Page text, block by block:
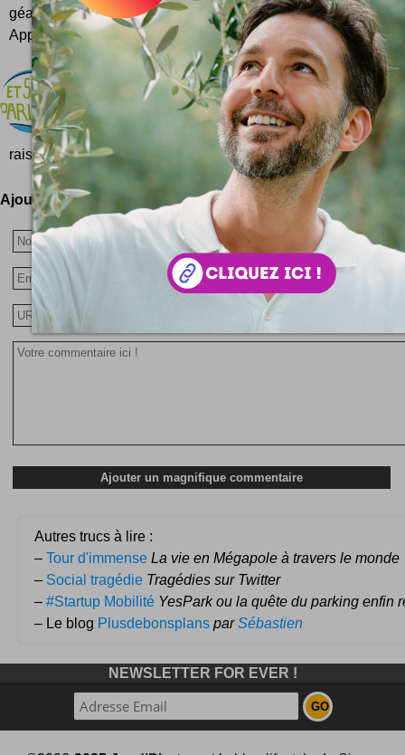
géants US, puis ensuite on verra les grands venus de
Apple Ama...
ESOP nouvelle version !
Etsionparlait.com vient de lancer sa nouvelle
simple, plus net, plus design, plus clair ... encore
raisons de se causer partout, tout...
Ajoutez votre avis !
Autres trucs à lire :
– Tour d'immense La vie en Mégapole à travers le monde
– Social tragédie Tragédies sur Twitter
– #Startup Mobilité YesPark ou la quête du parking enfin
– Le blog Plusdebonsplans parSébastien
NEWSLETTER FOR EVER !